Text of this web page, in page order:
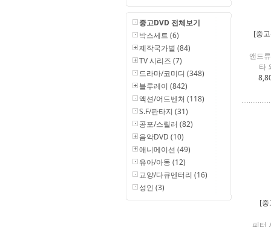
중고DVD 전체보기
박스세트 (6)
제작국가별 (84)
TV 시리즈 (7)
드라마/코미디 (348)
블루레이 (842)
액션/어드벤처 (118)
S.F/판타지 (31)
공포/스릴러 (82)
음악DVD (10)
애니메이션 (49)
유아/아동 (12)
교양/다큐멘터리 (16)
성인 (3)
[중
앤드
타
[중
피터